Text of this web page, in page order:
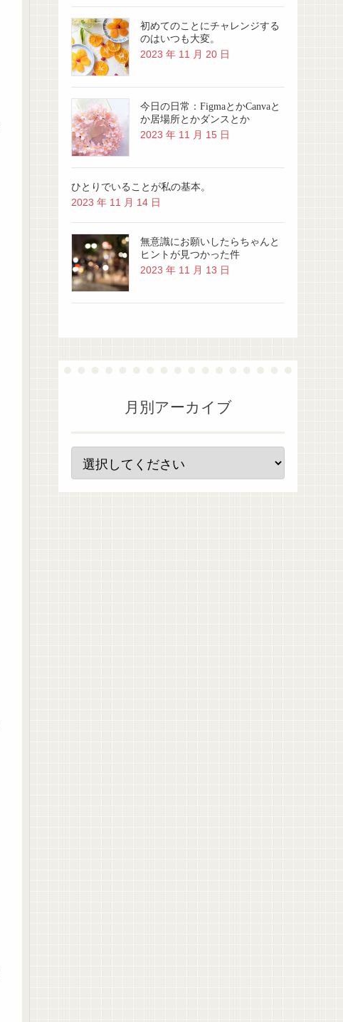
初めてのことにチャレンジする
のはいつも大変。
2023 年 11 月 20 日
今日の日常：FigmaとかCanvaと
か居場所とかダンスとか
2023 年 11 月 15 日
ひとりでいることが私の基本。
2023 年 11 月 14 日
無意識にお願いしたらちゃんと
ヒントが見つかった件
2023 年 11 月 13 日
月別アーカイブ